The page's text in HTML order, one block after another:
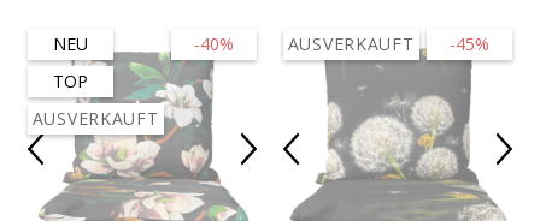
-40%
NEU
TOP
AUSVERKAUFT
-45%
AUSVERKAUFT